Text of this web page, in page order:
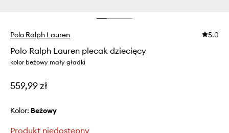
Polo Ralph Lauren 5.0
Polo Ralph Lauren plecak dziecięcy
kolor beżowy mały gładki
559,99 zł
Kolor: beżowy
Produkt niedostępny